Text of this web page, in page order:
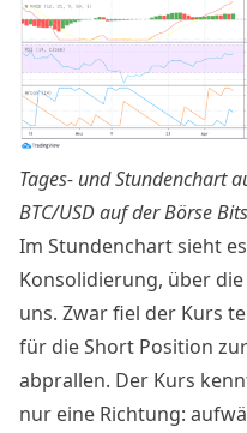
Tages- und Stundenchart
BTC/USD auf der Börse
Im Stundenchart sieht
Konsolidierung, über
uns. Zwar fiel der Kurs
für die Short Position
abprallen. Der Kurs
nur eine Richtung: